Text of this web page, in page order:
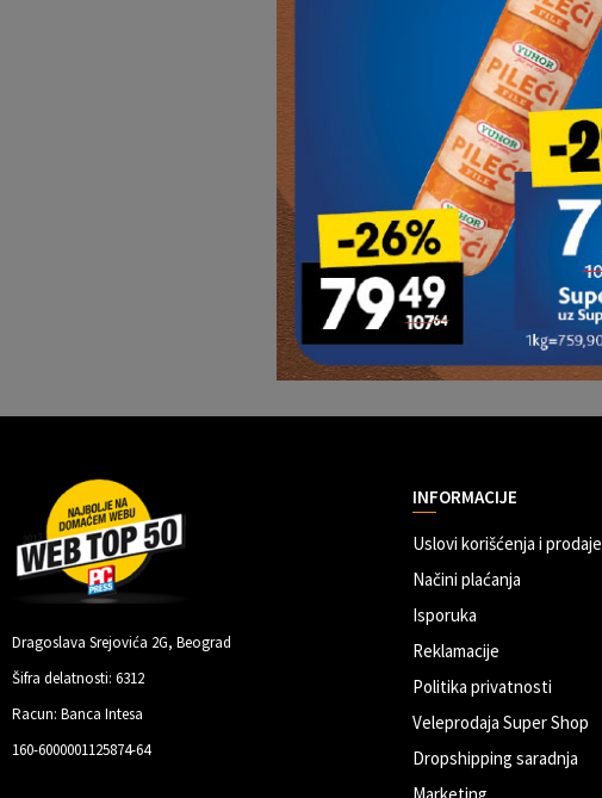
Dragoslava Srejovića 2G, Beograd
Šifra delatnosti: 6312
Racun: Banca Intesa
160-6000001125874-64
INFORMACIJE
Uslovi korišćenja i prodaje
Načini plaćanja
Isporuka
Reklamacije
Politika privatnosti
Veleprodaja Super Shop
Dropshipping saradnja